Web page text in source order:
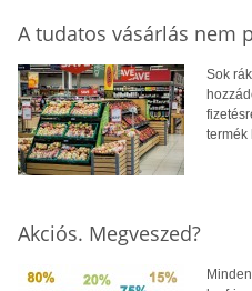
A tudatos vásárlás nem
Sok
termék
Akciós. Megveszed?